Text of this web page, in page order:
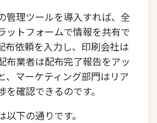
管理ツールを導入すれば、全
ットフォームで情報を共有で
布依頼を入力し、印刷会社は
布業者は配布完了報告をアッ
、マーケティング部門はリア
確認できるのです。
下の通りです。